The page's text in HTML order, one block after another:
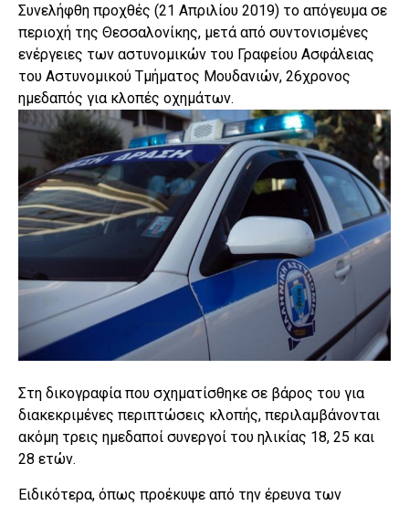
Συνελήφθη προχθές (21 Απριλίου 2019) το απόγευμα σε
περιοχή της Θεσσαλονίκης, μετά από συντονισμένες
ενέργειες των αστυνομικών του Γραφείου Ασφάλειας
του Αστυνομικού Τμήματος Μουδανιών, 26χρονος
ημεδαπός για κλοπές οχημάτων.
Στη δικογραφία που σχηματίσθηκε σε βάρος του για
διακεκριμένες περιπτώσεις κλοπής, περιλαμβάνονται
ακόμη τρεις ημεδαποί συνεργοί του ηλικίας 18, 25 και
28 ετών.
Ειδικότερα, όπως προέκυψε από την έρευνα των